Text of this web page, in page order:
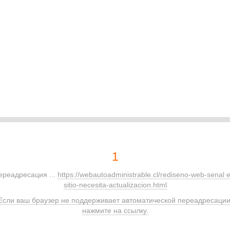
1
... https://webautoadministrable.cl/rediseno-web-senal
sitio-necesita-actualizacion.html
ваш браузер не поддерживает автоматической
нажмите на ссылку.